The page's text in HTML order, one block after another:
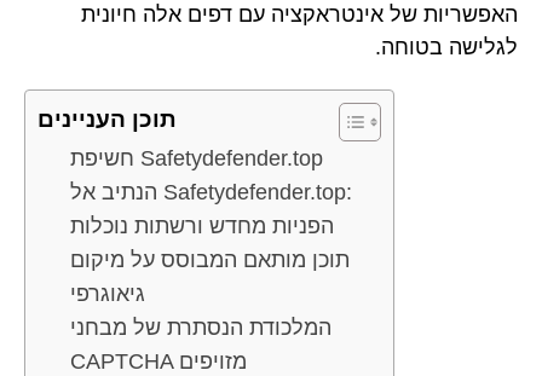
האפשריות של אינטראקציה עם דפים אלה חיונית
לגלישה בטוחה.
תוכן העניינים
חשיפת Safetydefender.top
הנתיב אל Safetydefender.top:
הפניות מחדש ורשתות נוכלות
תוכן מותאם המבוסס על מיקום
גיאוגרפי
המלכודת הנסתרת של מבחני
CAPTCHA מזויפים